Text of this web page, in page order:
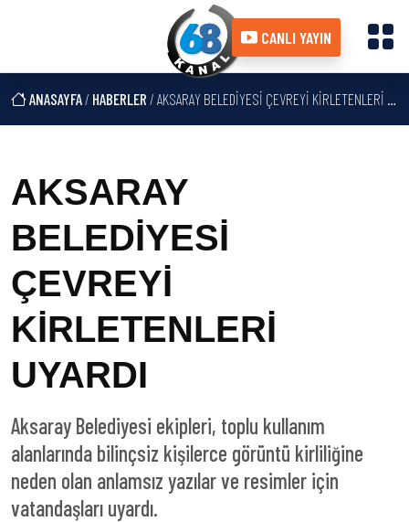
CANLI YAYIN
ANASAYFA/ HABERLER / AKSARAY BELEDİYESİ ÇEVREYİ KİRLETENLERİ UYARDI
AKSARAY
BELEDİYESİ
ÇEVREYİ
KİRLETENLERİ
UYARDI
Aksaray Belediyesi ekipleri, toplu kullanım
alanlarında bilinçsiz kişilerce görüntü kirliliğine
neden olan anlamsız yazılar ve resimler için
vatandaşları uyardı.